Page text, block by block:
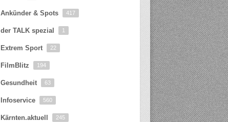
Ankünder & Spots 417
der TALK spezial 1
Extrem Sport 22
FilmBlitz 194
Gesundheit 63
Infoservice 560
Kärnten.aktuell 245